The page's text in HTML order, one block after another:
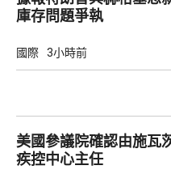
庫存問題爭執
國際 3小時前
美國參議院確認由施瓦
疾控中心主任